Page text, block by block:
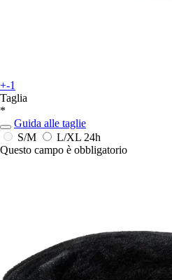
+-1
Taglia
*
Guida alle taglie
S/M
L/XL 24h
Questo campo è obbligatorio